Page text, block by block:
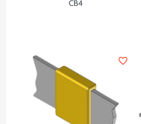
CB4
favorite_border